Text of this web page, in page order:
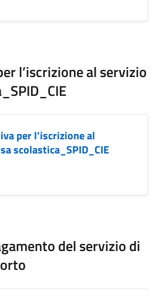
l’iscrizione al servizio
per l’iscrizione al
scolastica_SPID_CIE
del servizio di